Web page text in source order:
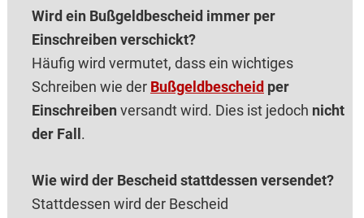
Wird ein Bußgeldbescheid immer per
Einschreiben verschickt?
Häufig wird vermutet, dass ein wichtiges
Schreiben wie der Bußgeldbescheid per
Einschreiben versandt wird. Dies ist jedoch nicht
der Fall .
Wie wird der Bescheid stattdessen versendet?
Stattdessen wird der Bescheid